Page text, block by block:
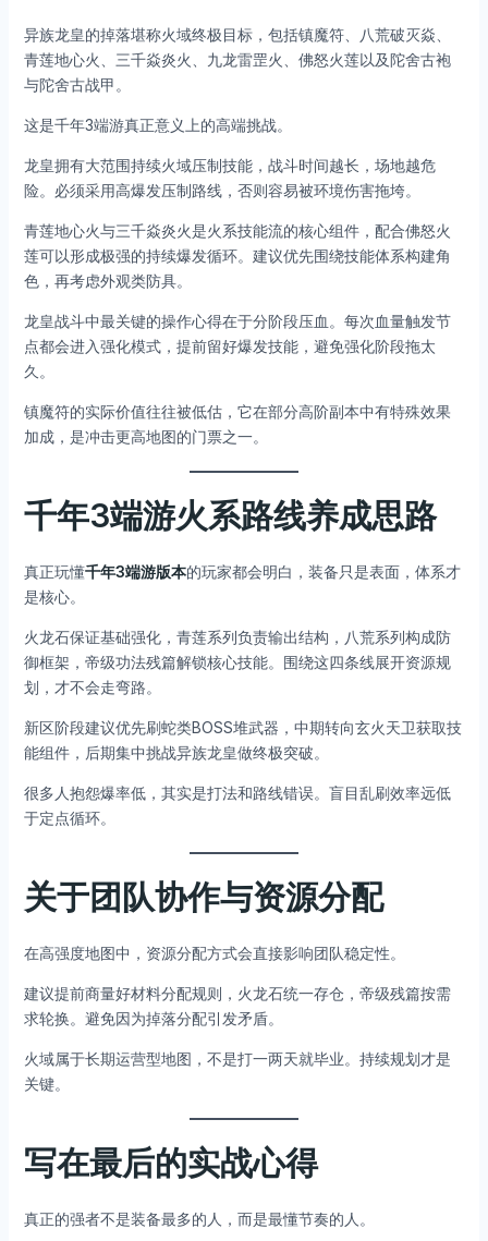
异族龙皇的掉落堪称火域终极目标，包括镇魔符、八荒破灭焱、
青莲地心火、三千焱炎火、九龙雷罡火、佛怒火莲以及陀舍古袍
与陀舍古战甲。
这是千年3端游真正意义上的高端挑战。
龙皇拥有大范围持续火域压制技能，战斗时间越长，场地越危
险。必须采用高爆发压制路线，否则容易被环境伤害拖垮。
青莲地心火与三千焱炎火是火系技能流的核心组件，配合佛怒火
莲可以形成极强的持续爆发循环。建议优先围绕技能体系构建角
色，再考虑外观类防具。
龙皇战斗中最关键的操作心得在于分阶段压血。每次血量触发节
点都会进入强化模式，提前留好爆发技能，避免强化阶段拖太
久。
镇魔符的实际价值往往被低估，它在部分高阶副本中有特殊效果
加成，是冲击更高地图的门票之一。
千年3端游火系路线养成思路
真正玩懂千年3端游版本的玩家都会明白，装备只是表面，体系才
是核心。
火龙石保证基础强化，青莲系列负责输出结构，八荒系列构成防
御框架，帝级功法残篇解锁核心技能。围绕这四条线展开资源规
划，才不会走弯路。
新区阶段建议优先刷蛇类BOSS堆武器，中期转向玄火天卫获取技
能组件，后期集中挑战异族龙皇做终极突破。
很多人抱怨爆率低，其实是打法和路线错误。盲目乱刷效率远低
于定点循环。
关于团队协作与资源分配
在高强度地图中，资源分配方式会直接影响团队稳定性。
建议提前商量好材料分配规则，火龙石统一存仓，帝级残篇按需
求轮换。避免因为掉落分配引发矛盾。
火域属于长期运营型地图，不是打一两天就毕业。持续规划才是
关键。
写在最后的实战心得
真正的强者不是装备最多的人，而是最懂节奏的人。